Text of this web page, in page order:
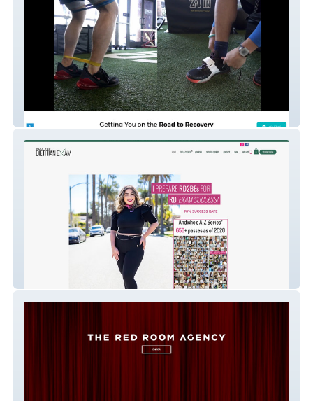
Sports Rehab LA | Sports Medicine & Injury
Andishe Farahmand | Pass the Dietitian